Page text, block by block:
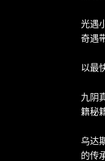
光遇
奇遇
以最
九阴
籍秘
乌达
的传